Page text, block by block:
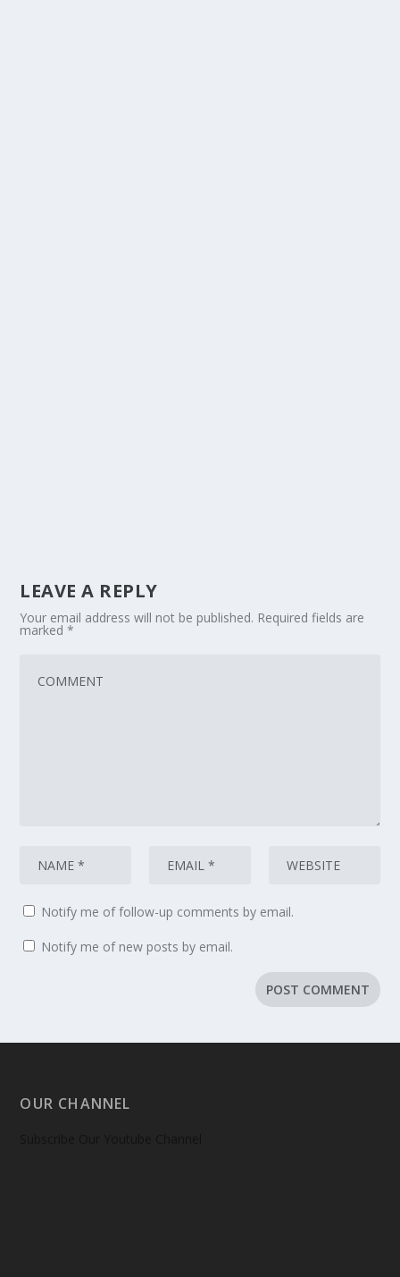
LEAVE A REPLY
Your email address will not be published. Required fields are
marked*
Notify me of follow-up comments by email.
Notify me of new posts by email.
OUR CHANNEL